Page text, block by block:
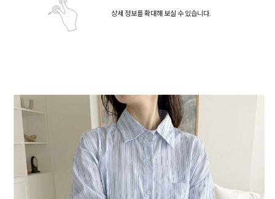
상세 정보를 확대해 보실 수 있습니다.